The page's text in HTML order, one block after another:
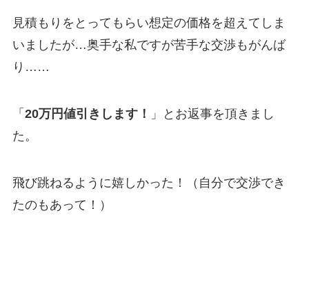
見積もりをとってもらい想定の価格を超えてしま
いましたが…奥手な私ですが苦手な交渉もがんば
り……
「 20万円値引きします！
」とお返事を頂きまし
た。
飛び跳ねるように嬉しかった！（自分で交渉でき
たのもあって！）